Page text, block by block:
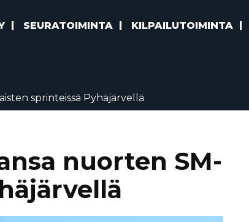
SEURATOIMINTA KILPAILUTOIMINTA
sprinteissä Pyhäjärvellä
nuorten SM-